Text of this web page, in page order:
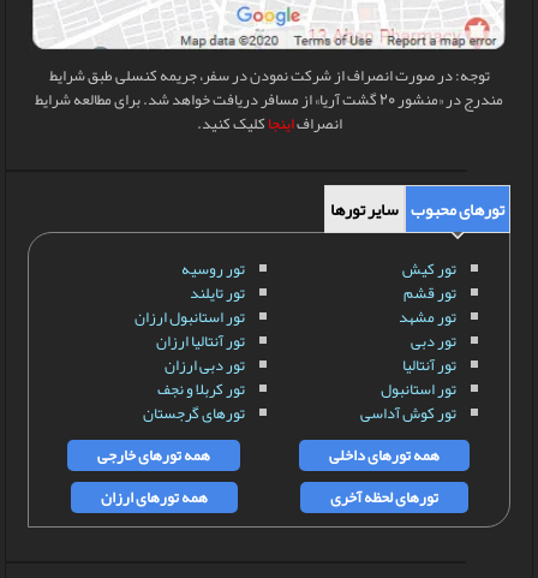
توجه: در صورت انصراف از شرکت نمودن در سفر، جریمه کنسلی طبق شرایط
مندرج در «منشور 20 گشت آریا» از مسافر دریافت خواهد شد. برای مطالعه شرایط
انصرافاینجاکلیک کنید.
تورهای محبوب سایر تورها
تور کیش
تور قشم
تور مشهد
تور دبی
تور آنتالیا
تور استانبول
تور کوش آداسی
تور روسیه
تور تایلند
تور استانبول ارزان
تور آنتالیا ارزان
تور دبی ارزان
تور کربلا و نجف
تورهای گرجستان
همه تورهای داخلی
همه تورهای خارجی
تورهای لحظه آخری
همه تورهای ارزان